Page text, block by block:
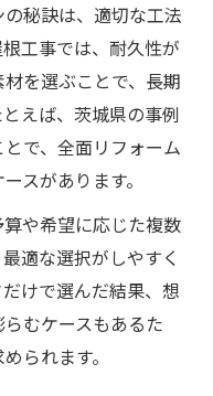
秘訣は、適切な工法
工事では、耐久性が
を選ぶことで、長期
えば、茨城県の事例
で、全面リフォーム
スがあります。
や希望に応じた複数
適な選択がしやすく
けで選んだ結果、想
むケースもあるた
られます。